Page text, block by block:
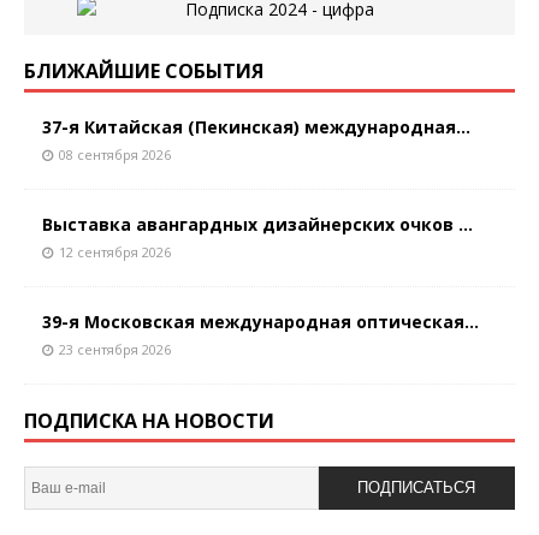
БЛИЖАЙШИЕ СОБЫТИЯ
37-я Китайская (Пекинская) международная...
08 сентября 2026
Выставка авангардных дизайнерских очков ...
12 сентября 2026
39-я Московская международная оптическая...
23 сентября 2026
ПОДПИСКА НА НОВОСТИ
ПОДПИСАТЬСЯ